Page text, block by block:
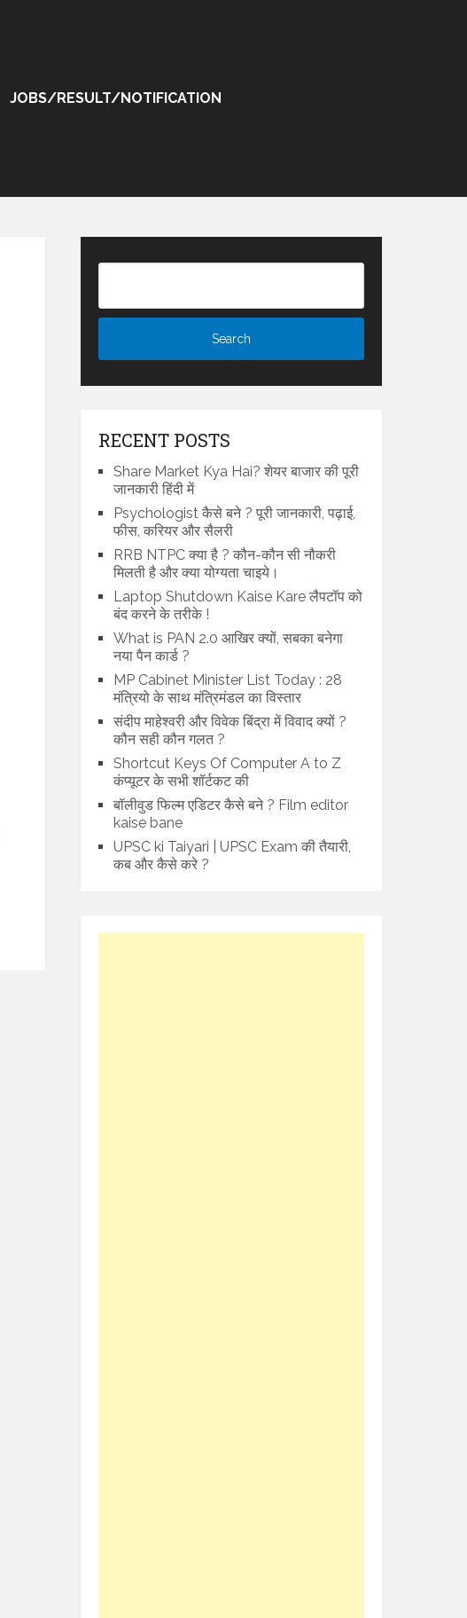
JOBS/RESULT/NOTIFICATION
RECENT POSTS
Share Market Kya Hai? शेयर बाजार की पूरी
जानकारी हिंदी में
Psychologist कैसे बने ? पूरी जानकारी, पढ़ाई,
फीस, करियर और सैलरी
RRB NTPC क्या है ? कौन-कौन सी नौकरी
मिलती है और क्या योग्यता चाइये।
Laptop Shutdown Kaise Kare लैपटॉप को
बंद करने के तरीके !
What is PAN 2.0 आखिर क्यों, सबका बनेगा
नया पैन कार्ड ?
MP Cabinet Minister List Today : 28
मंत्रियो के साथ मंत्रिमंडल का विस्तार
संदीप माहेश्वरी और विवेक बिंद्रा में विवाद क्यों ?
कौन सही कौन गलत ?
Shortcut Keys Of Computer A to Z
कंप्यूटर के सभी शॉर्टकट की
बॉलीवुड फिल्म एडिटर कैसे बने ? Film editor
kaise bane
UPSC ki Taiyari | UPSC Exam की तैयारी,
कब और कैसे करे ?